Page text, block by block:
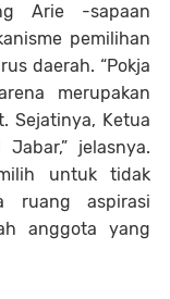
Arie -sapaan
pemilihan
daerah. “Pokja
merupakan
Sejatinya, Ketua
jelasnya.
untuk tidak
ruang aspirasi
anggota yang